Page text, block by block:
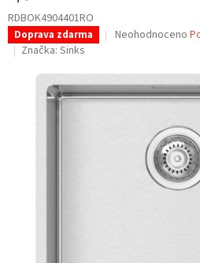
RDBOK4904401RO
Doprava zdarma
Průměrné
je
0,0
hvězdiček.
Neohodnoceno
Značka: Sinks